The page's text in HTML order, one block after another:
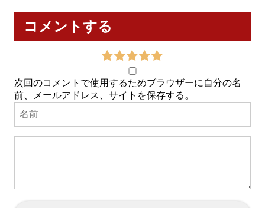
コメントする
次回のコメントで使用するためブラウザーに自分の名
前、メールアドレス、サイトを保存する。